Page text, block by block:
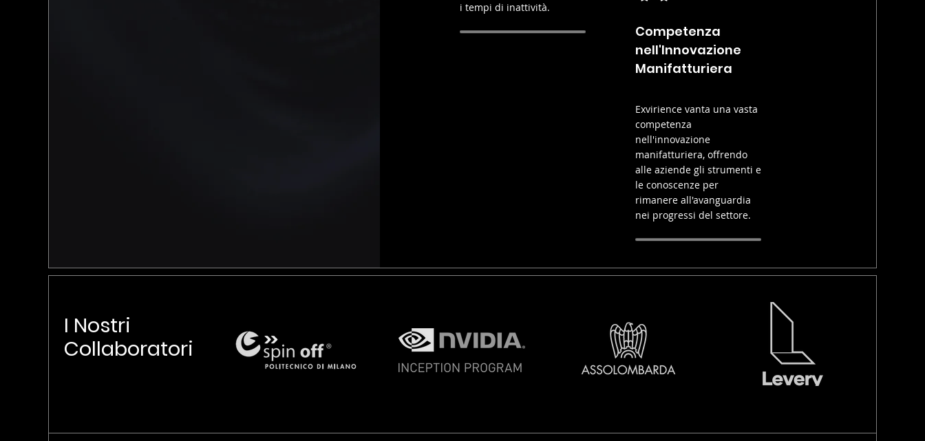
i tempi di inattività.
Competenza
nell'Innovazione
Manifatturiera
Exvirience vanta una vasta
competenza
nell'innovazione
manifatturiera, offrendo
alle aziende gli strumenti e
le conoscenze per
rimanere all'avanguardia
nei progressi del settore.
I Nostri
Collaboratori